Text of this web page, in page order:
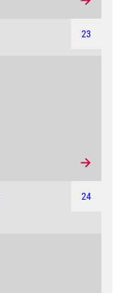
23
24